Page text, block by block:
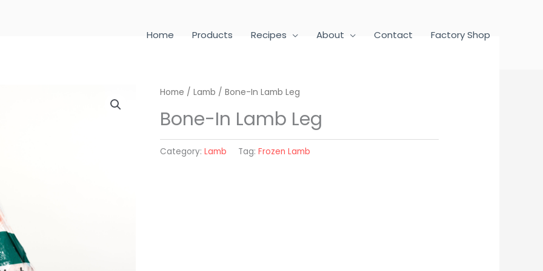
Home Products Recipes About Contact Factory Shop
Home / Lamb / Bone-In Lamb Leg
Bone-In Lamb Leg
Category: Lamb Tag: Frozen Lamb